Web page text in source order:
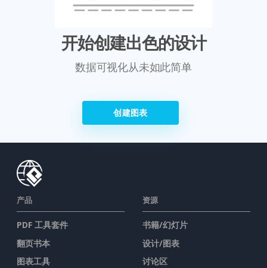
开始创建出色的设计
数据可视化从未如此简单
创建图表
产品
PDF 工具套件
翻页书本
图表工具
资源
书籍/幻灯片
设计/图表
讨论区